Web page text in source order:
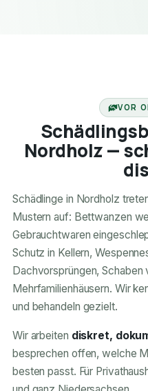
VOR
Nordholz —
Schädlinge in Nordholz
Mustern auf: Bettwanzen
Gebrauchtwaren
Schutz in Kellern,
Dachvorsprüngen, Schaben
Mehrfamilienhäusern. Wir
und behandeln gezielt.
Wir arbeiten diskret,
besprechen offen, welche
besten passt. Für